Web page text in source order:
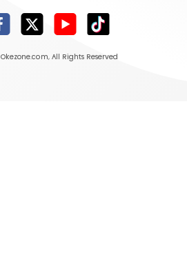
Okezone.com, All Rights Reserved